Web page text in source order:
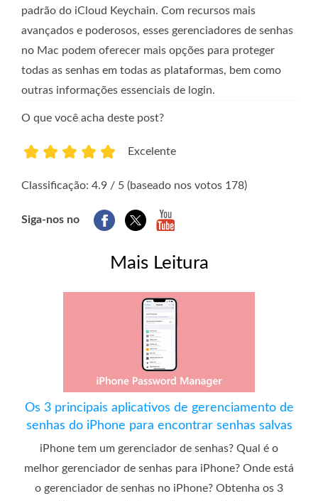
padrão do iCloud Keychain. Com recursos mais
avançados e poderosos, esses gerenciadores de senhas
no Mac podem oferecer mais opções para proteger
todas as senhas em todas as plataformas, bem como
outras informações essenciais de login.
O que você acha deste post?
Excelente
Classificação: 4.9 / 5 (baseado nos votos 178)
Siga-nos no
Mais Leitura
Os 3 principais aplicativos de gerenciamento de
senhas do iPhone para encontrar senhas salvas
iPhone tem um gerenciador de senhas? Qual é o
melhor gerenciador de senhas para iPhone? Onde está
o gerenciador de senhas no iPhone? Obtenha os 3